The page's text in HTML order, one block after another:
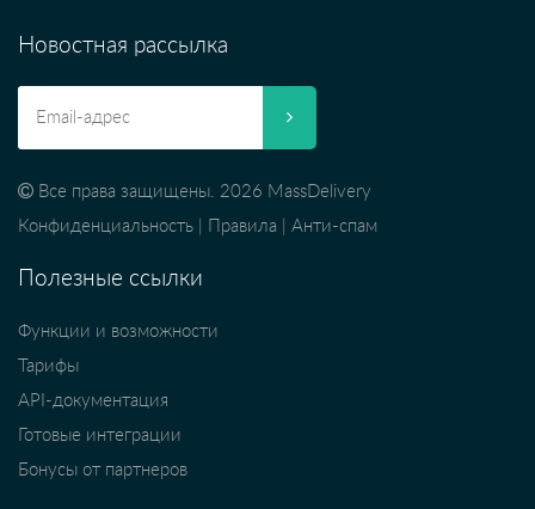
Новостная рассылка
Все права защищены. 2026 MassDelivery
Конфиденциальность
Правила Анти-спам
Полезные ссылки
Функции и возможности
Тарифы
API-документация
Готовые интеграции
Бонусы от партнеров